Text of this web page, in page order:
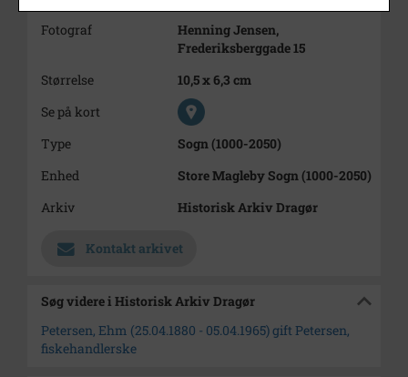
Fotograf
Henning Jensen,
Frederiksberggade 15
Størrelse
10,5 x 6,3 cm
Se på kort
Type
Sogn (1000-2050)
Enhed
Store Magleby Sogn (1000-2050)
Arkiv
Historisk Arkiv Dragør
Kontakt arkivet
Søg videre i Historisk Arkiv Dragør
Petersen, Ehm (25.04.1880 - 05.04.1965) gift Petersen,
fiskehandlerske